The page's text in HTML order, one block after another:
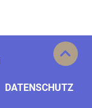
DATENSCHUTZ